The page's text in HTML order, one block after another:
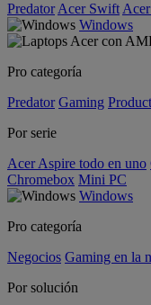
Predator Acer Swift
Windows
Pro categoría
Predator Gaming
Por serie
Acer Aspire todo en uno
Chromebox Mini PC
Windows
Pro categoría
Negocios Gaming en la
Por solución